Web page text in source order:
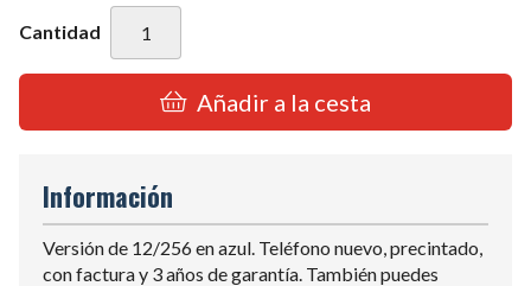
Cantidad
Añadir a la cesta
Información
Versión de 12/256 en azul. Teléfono nuevo, precintado,
con factura y 3 años de garantía. También puedes